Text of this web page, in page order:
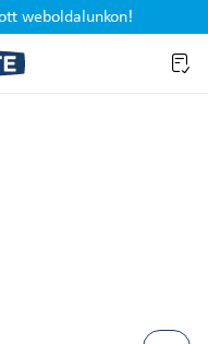
weboldalunkon!